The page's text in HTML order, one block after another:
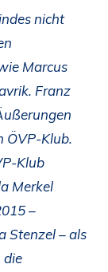
nicht
Marcus
Franz
ÖVP-Klub.
Klub
Merkel
–
Stenzel – als
die